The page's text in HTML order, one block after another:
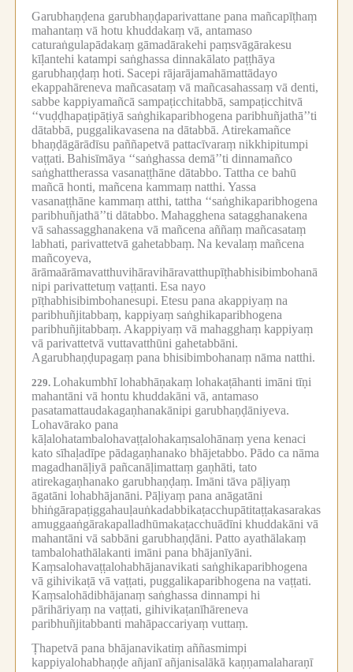
Garubhaṇḍena garubhaṇḍaparivattane pana mañcapīṭhaṃ
mahantaṃ vā hotu khuddakaṃ vā, antamaso
caturaṅgulapādakaṃ gāmadārakehi paṃsvāgārakesu
kīḷantehi katampi saṅghassa dinnakālato paṭṭhāya
garubhaṇḍaṃ hoti. Sacepi rājarājamahāmattādayo
ekappahāreneva mañcasataṃ vā mañcasahassaṃ vā denti,
sabbe kappiyamañcā sampaṭicchitabbā, sampaṭicchitvā
‘‘vuḍḍhapaṭipāṭiyā saṅghikaparibhogena paribhuñjathā’’ti
dātabbā, puggalikavasena na dātabbā. Atirekamañce
bhaṇḍāgārādīsu paññapetvā pattacīvaraṃ nikkhipitumpi
vaṭṭati. Bahisīmāya ‘‘saṅghassa demā’’ti dinnamañco
saṅghattherassa vasanaṭṭhāne dātabbo. Tattha ce bahū
mañcā honti, mañcena kammaṃ natthi. Yassa
vasanaṭṭhāne kammaṃ atthi, tattha ‘‘saṅghikaparibhogena
paribhuñjathā’’ti dātabbo. Mahagghena satagghanakena
vā sahassagghanakena vā mañcena aññaṃ mañcasataṃ
labhati, parivattetvā gahetabbaṃ. Na kevalaṃ mañcena
mañcoyeva,
ārāmaārāmavatthuvihāravihāravatthupīṭhabhisibimbohanā
nipi parivattetuṃ vaṭṭanti. Esa nayo
pīṭhabhisibimbohanesupi. Etesu pana akappiyaṃ na
paribhuñjitabbaṃ, kappiyaṃ saṅghikaparibhogena
paribhuñjitabbaṃ. Akappiyaṃ vā mahagghaṃ kappiyaṃ
vā parivattetvā vuttavatthūni gahetabbāni.
Agarubhaṇḍupagaṃ pana bhisibimbohanaṃ nāma natthi.
229. Lohakumbhī lohabhāṇakaṃ lohakaṭāhanti imāni tīṇi
mahantāni vā hontu khuddakāni vā, antamaso
pasatamattaudakagaṇhanakānipi garubhaṇḍāniyeva.
Lohavārako pana
kāḷalohatambalohavaṭṭalohakaṃsalohānaṃ yena kenaci
kato sīhaḷadīpe pādagaṇhanako bhājetabbo. Pādo ca nāma
magadhanāḷiyā pañcanāḷimattaṃ gaṇhāti, tato
atirekagaṇhanako garubhaṇḍaṃ. Imāni tāva pāḷiyaṃ
āgatāni lohabhājanāni. Pāḷiyaṃ pana anāgatāni
bhiṅgārapaṭiggahauḷauṅkadabbikaṭacchupātitaṭṭakasarakas
amuggaaṅgārakapalladhūmakaṭacchuādīni khuddakāni vā
mahantāni vā sabbāni garubhaṇḍāni. Patto ayathālakaṃ
tambalohathālakanti imāni pana bhājanīyāni.
Kaṃsalohavaṭṭalohabhājanavikati saṅghikaparibhogena
vā gihivikaṭā vā vaṭṭati, puggalikaparibhogena na vaṭṭati.
Kaṃsalohādibhājanaṃ saṅghassa dinnampi hi
pārihāriyaṃ na vaṭṭati, gihivikaṭanīhāreneva
paribhuñjitabbanti mahāpaccariyaṃ vuttaṃ.
Ṭhapetvā pana bhājanavikatiṃ aññasmimpi
kappiyalohabhaṇḍe añjanī añjanisalākā kaṇṇamalaharaṇī